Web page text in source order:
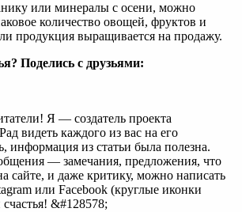
или минералы с осени, можно
количество овощей, фруктов и
продукция выращивается на продажу.
Поделись с друзьями:
Я — создатель проекта
видеть каждого из вас на его
информация из статьи была полезна.
— замечания, предложения, что
сайте, и даже критику, можно написать
или Facebook (круглые иконки
&#128578;